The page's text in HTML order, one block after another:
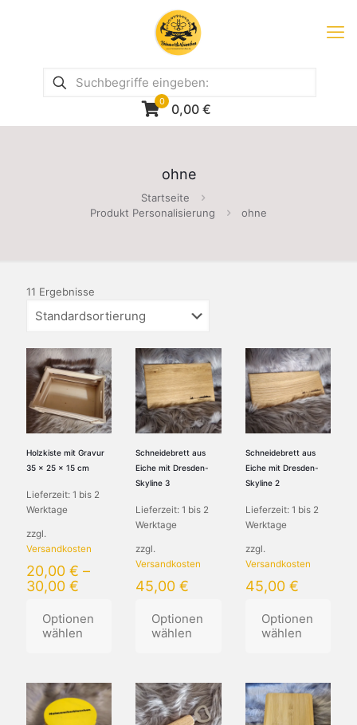
0 0,00 €
ohne
Startseite
Produkt Personalisierung
ohne
11 Ergebnisse
Holzkiste mit Gravur
35 x 25 x 15 cm
Lieferzeit: 1 bis 2
Werktage
zzgl.
Versandkosten
20,00 € –
30,00 €
Optionen
wählen
Produkt
weist
mehrere
Schneidebrett aus
Eiche mit Dresden-
Skyline 3
Lieferzeit:1 bis 2
Werktage
zzgl.
Versandkosten
45,00€
Optionen
wählen
Produkt
weist
mehrere
Schneidebrett aus
Eiche mit Dresden-
Skyline 2
Lieferzeit: 1 bis 2
Werktage
zzgl.
Versandkosten
45,00 €
Optionen
wählen
Produkt
weist
mehrere